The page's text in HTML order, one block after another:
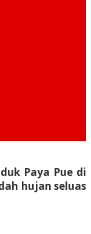
Paya Pue di
hujan seluas